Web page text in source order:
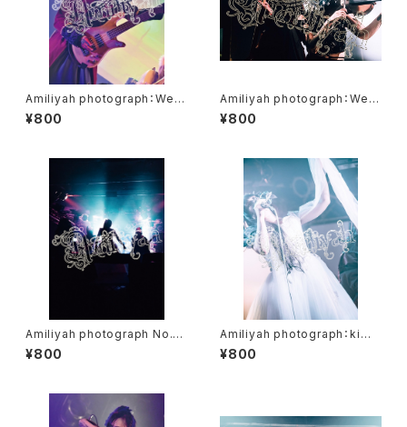
Amiliyah photograph：West
er No.1～No.10
¥800
Amiliyah photograph：West
er & Eschika
¥800
Amiliyah photograph No.1
～No.2
¥800
Amiliyah photograph：kimi
No.11～20
¥800